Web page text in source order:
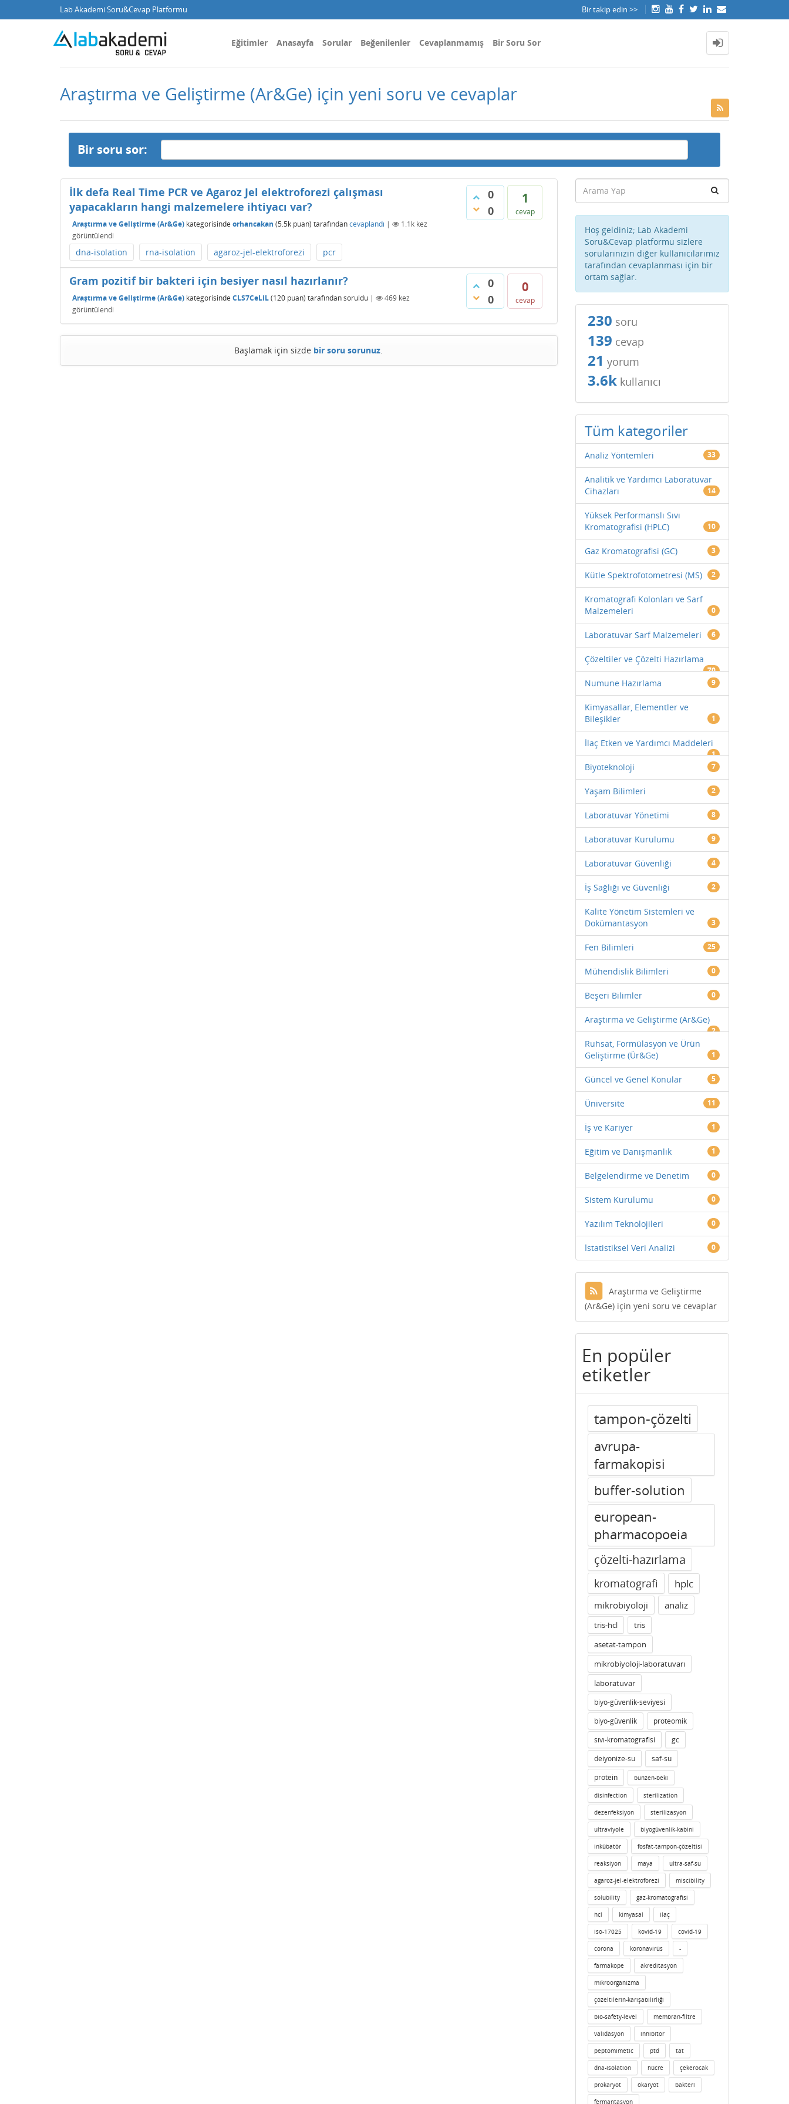
Lab Akademi Soru&Cevap Platformu Bir takip edin >>
Eğitimler Anasayfa Sorular Beğenilenler Cevaplanmamış Bir Soru Sor
Araştırma ve Geliştirme (Ar&Ge) için yeni soru ve cevaplar
Bir soru sor:
0
0
1
cevap
İlk defa Real Time PCR ve Agaroz Jel elektroforezi çalışması
yapacakların hangi malzemelere ihtiyacı var?
Araştırma ve Geliştirme (Ar&Ge) kategorisinde orhancakan (5.5k puan) tarafındancevaplandı | 1.1k kez
görüntülendi
dna-isolation rna-isolation agaroz-jel-elektroforezi pcr
0
0
0
cevap
Gram pozitif bir bakteri için besiyer nasıl hazırlanır?
Araştırma ve Geliştirme (Ar&Ge) kategorisinde CLS7CeLiL(120 puan) tarafındansoruldu | 469 kez
görüntülendi
Başlamak için sizde bir soru sorunuz.
Hoş geldiniz; Lab Akademi
Soru&Cevap platformu sizlere
sorularınızın diğer kullanıcılarımız
tarafından cevaplanması için bir
ortam sağlar.
230 soru
139 cevap
21 yorum
3.6kkullanıcı
Tüm kategoriler
Analiz Yöntemleri 33
Analitik ve Yardımcı Laboratuvar
Cihazları
14
Yüksek Performanslı Sıvı
Kromatografisi (HPLC)
10
Gaz Kromatografisi (GC) 3
Kütle Spektrofotometresi (MS) 2
Kromatografi Kolonları ve Sarf
Malzemeleri
0
Laboratuvar Sarf Malzemeleri 6
Çözeltiler ve Çözelti Hazırlama
70
Numune Hazırlama 9
Kimyasallar, Elementler ve
Bileşikler
1
İlaç Etken ve Yardımcı Maddeleri
1
Biyoteknoloji 7
Yaşam Bilimleri 2
Laboratuvar Yönetimi 8
Laboratuvar Kurulumu 9
Laboratuvar Güvenliği 4
İş Sağlığı ve Güvenliği 2
Kalite Yönetim Sistemleri ve
Dokümantasyon
3
Fen Bilimleri 25
Mühendislik Bilimleri 0
Beşeri Bilimler 0
Araştırma ve Geliştirme (Ar&Ge)
2
Ruhsat, Formülasyon ve Ürün
Geliştirme (Ür&Ge)
1
Güncel ve Genel Konular 5
Üniversite 11
İş ve Kariyer 1
Eğitim ve Danışmanlık 1
Belgelendirme ve Denetim 0
Sistem Kurulumu 0
Yazılım Teknolojileri 0
İstatistiksel Veri Analizi 0
Araştırma ve Geliştirme
(Ar&Ge) için yeni soru ve cevaplar
En popüler
etiketler
tampon-çözelti
avrupa-
farmakopisi
buffer-solution
european-
pharmacopoeia
çözelti-hazırlama
kromatografi hplc
mikrobiyoloji analiz
tris-hcl
tris
asetat-tampon
mikrobiyoloji-laboratuvarı
laboratuvar
biyo-güvenlik-seviyesi
biyo-güvenlik
proteomik
sıvı-kromatografisi
gc
deiyonize-su
saf-su
protein
bunzen-beki
disinfection sterilization
dezenfeksiyon sterilizasyon
ultraviyole biyogüvenlik-kabini
inkübatör fosfat-tampon-çözeltisi
reaksiyon maya ultra-saf-su
agaroz-jel-elektroforezi miscibility
solubility gaz-kromatografisi
hcl kimyasal ilaç
iso-17025 kovid-19 covid-19
corona koronavirüs -
farmakope akreditasyon
mikroorganizma
çözeltilerin-karışabilirliği
bio-safety-level membran-filtre
validasyon inhibitor
peptomimetic ptd tat
dna-isolation hücre çekerocak
prokaryot ökaryot bakteri
fermantasyon